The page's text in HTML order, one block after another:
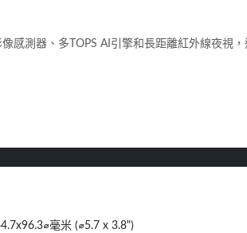
感測器、多TOPS AI引擎和長距離紅外線夜視
毫米 (⌀5.7 x 3.8")